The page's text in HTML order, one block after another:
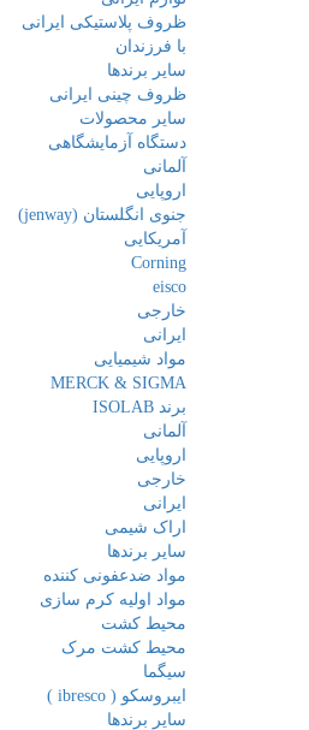
ظروف پلاستیکی ایرانی
با فرزندان
سایر برندها
ظروف چینی ایرانی
سایر محصولات
دستگاه آزمایشگاهی
آلمانی
اروپایی
جنوی انگلستان (jenway)
آمریکایی
Corning
eisco
خارجی
ایرانی
مواد شیمیایی
MERCK & SIGMA
برند ISOLAB
آلمانی
اروپایی
خارجی
ایرانی
اراک شیمی
سایر برندها
مواد ضدعفونی کننده
مواد اولیه کرم سازی
محیط کشت
محیط کشت مرک
سیگما
ایبروسکو ( ibresco )
سایر برندها